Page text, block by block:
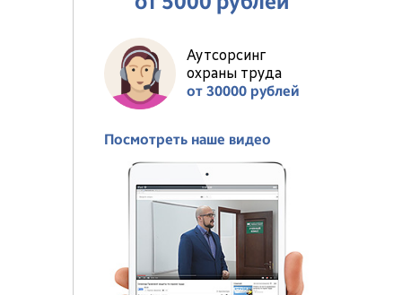
Аутсорсинг
охраны труда
от 30000 рублей
Посмотреть наше видео